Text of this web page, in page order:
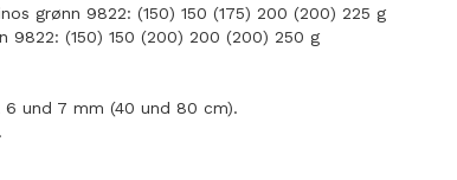
grønn 9822: (150) 150 (175) 200 (200) 225 g
9822: (150) 150 (200) 200 (200) 250 g
6 und 7 mm (40 und 80 cm).